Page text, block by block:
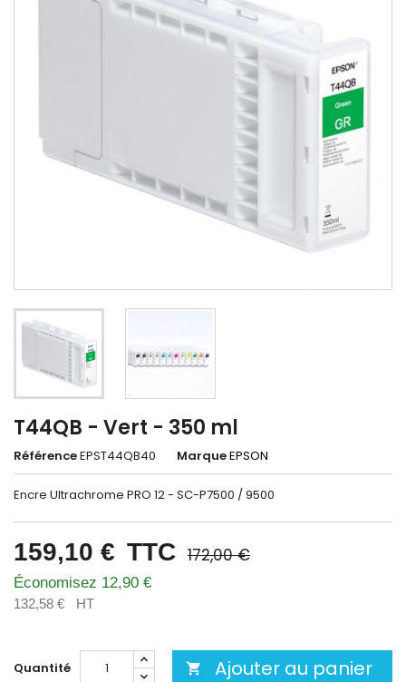
T44QB - Vert - 350 ml
RéférenceEPST44QB40 MarqueEPSON
Encre Ultrachrome PRO 12 - SC-P7500 / 9500
159,10 € TTC 172,00 €
Économisez 12,90 €
132,58 € HT
Quantité  Ajouter au panier